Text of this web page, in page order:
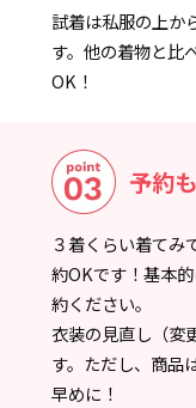
試着は私服の上か
す。他の着物と比
OK！
予約
３着くらい着てみ
約OKです！基本
約ください。
衣装の見直し（変
す。ただし、商品
早めに！